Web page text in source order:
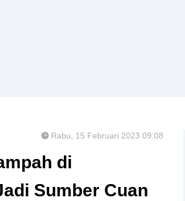
Rabu, 15 Februari 2023 09:08
di
Sumber Cuan